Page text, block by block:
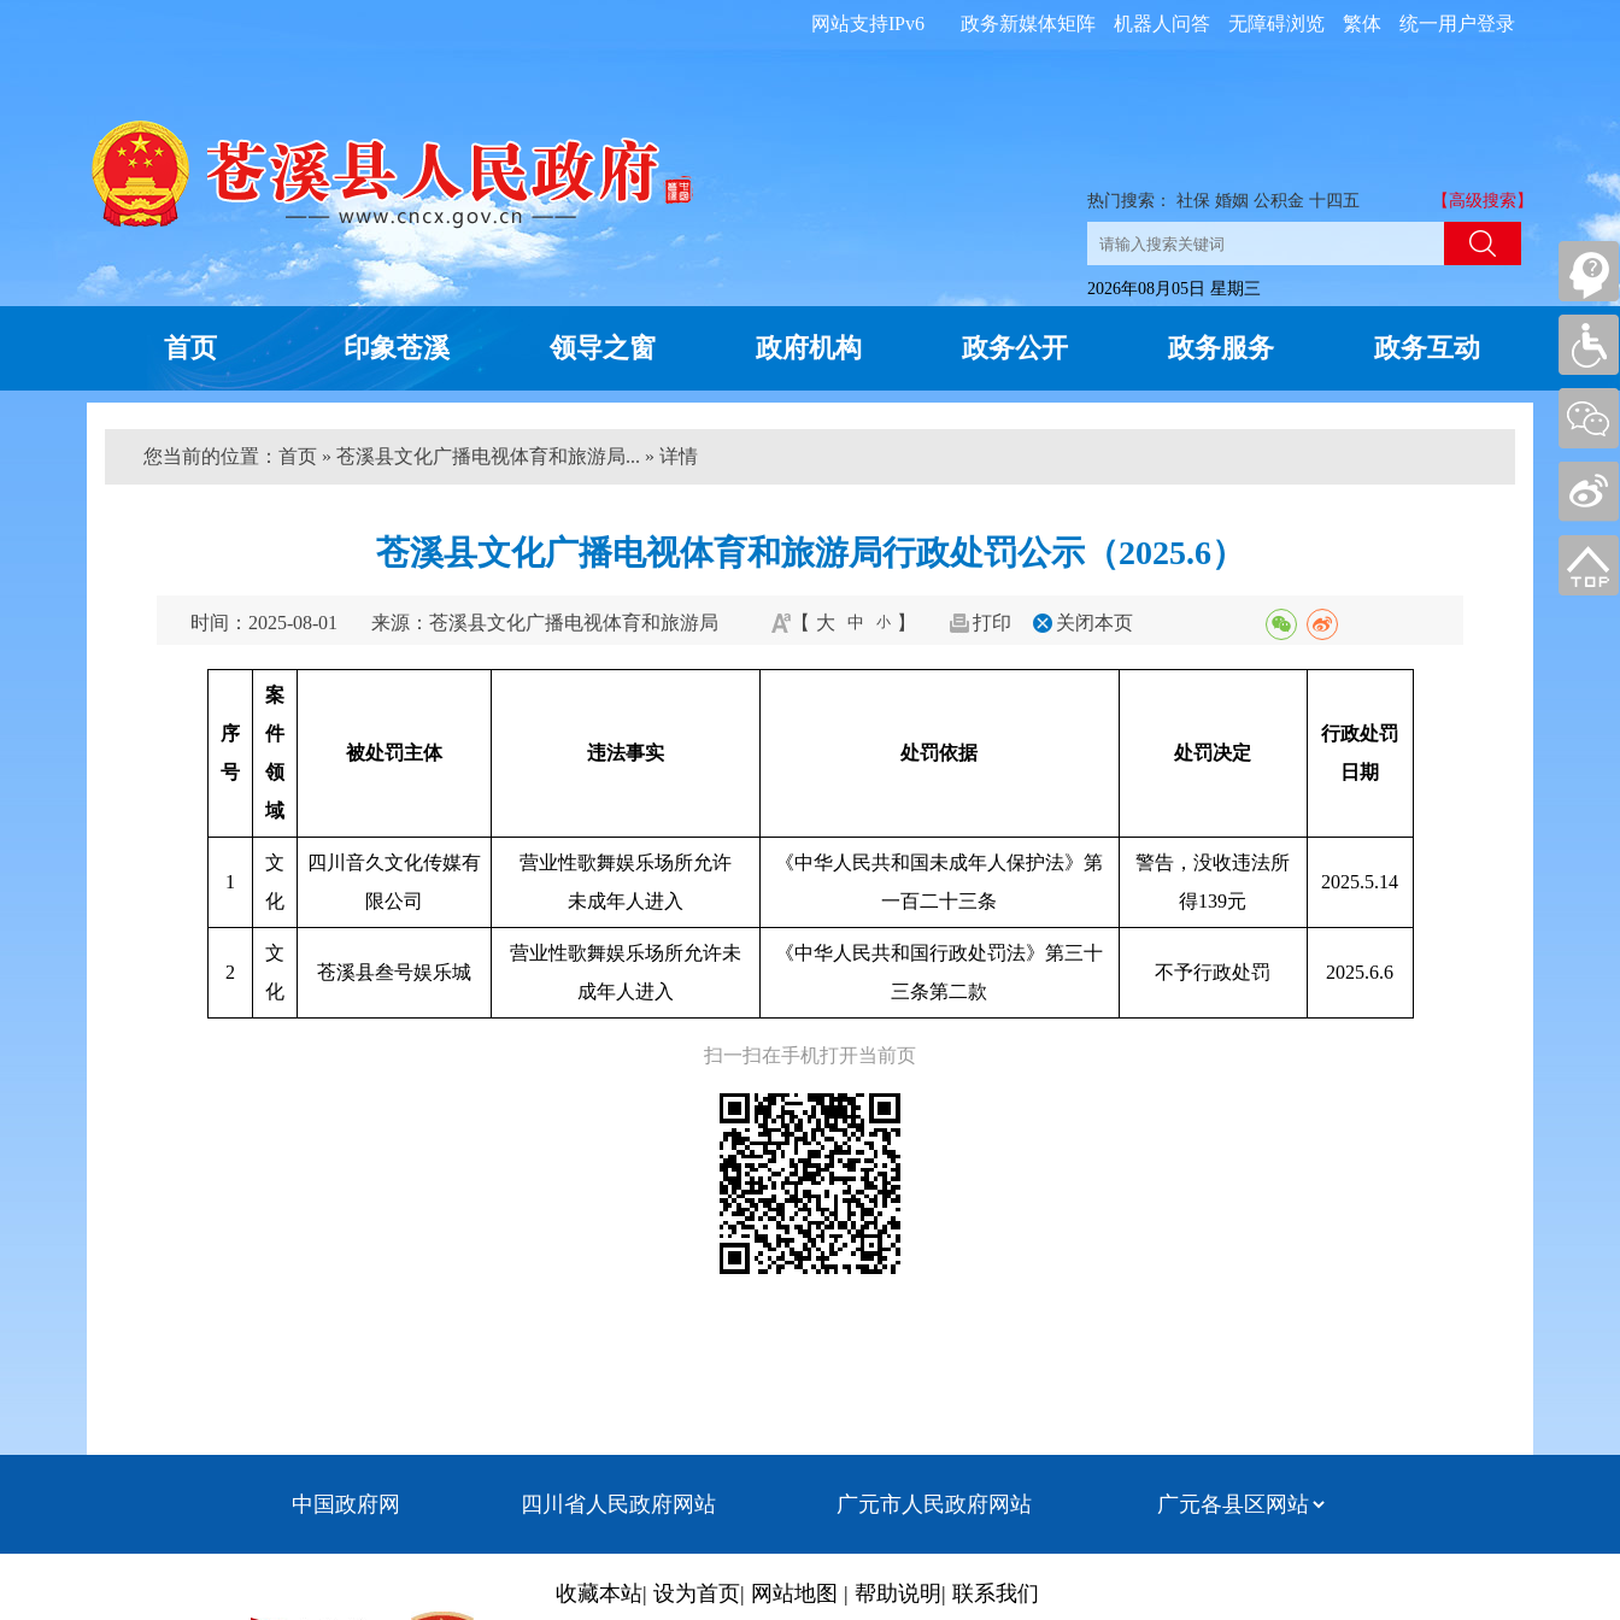
统一用户登录
繁体
无障碍浏览
机器人问答
政务新媒体矩阵
网站支持IPv6
热门搜索： 社保 婚姻 公积金 十四五 【高级搜索】
2026年08月05日 星期三
首页 印象苍溪 领导之窗 政府机构 政务公开 政务服务 政务互动
您当前的位置： 首页 » 苍溪县文化广播电视体育和旅游局... » 详情
苍溪县文化广播电视体育和旅游局行政处罚公示（2025.6）
时间：2025-08-01 来源：苍溪县文化广播电视体育和旅游局 【 大 中 小 】 打印 关闭本页
序
号
案
件
领
域
被处罚主体 违法事实 处罚依据 处罚决定
行政处罚
日期
1
文
化
四川音久文化传媒有
限公司
营业性歌舞娱乐场所允许
未成年人进入
《中华人民共和国未成年人保护法》第
一百二十三条
警告，没收违法所
得139元
2025.5.14
2
文
化
苍溪县叁号娱乐城
营业性歌舞娱乐场所允许未
成年人进入
《中华人民共和国行政处罚法》第三十
三条第二款
不予行政处罚 2025.6.6
扫一扫在手机打开当前页
中国政府网 四川省人民政府网站 广元市人民政府网站
收藏本站| 设为首页| 网站地图 | 帮助说明 | 联系我们